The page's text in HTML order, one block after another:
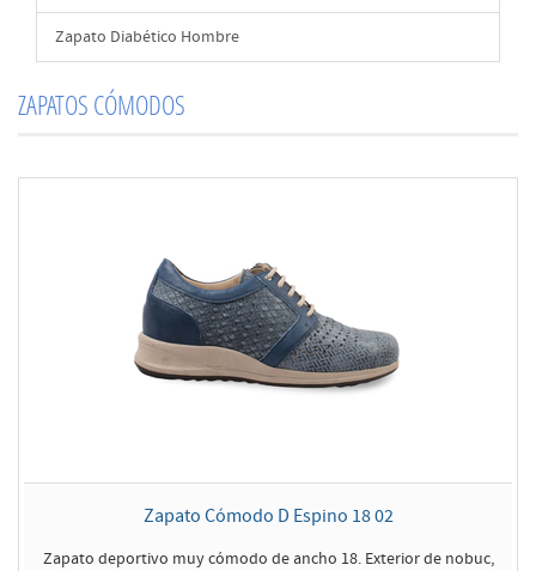
Zapato Diabético Hombre
ZAPATOS CÓMODOS
Zapato Cómodo D Espino 18 02
Zapato deportivo muy cómodo de ancho 18. Exterior de nobuc,